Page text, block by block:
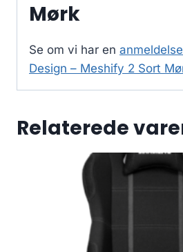
Mørk
Se om vi har en
Design – Meshify 2 Sort
Relaterede